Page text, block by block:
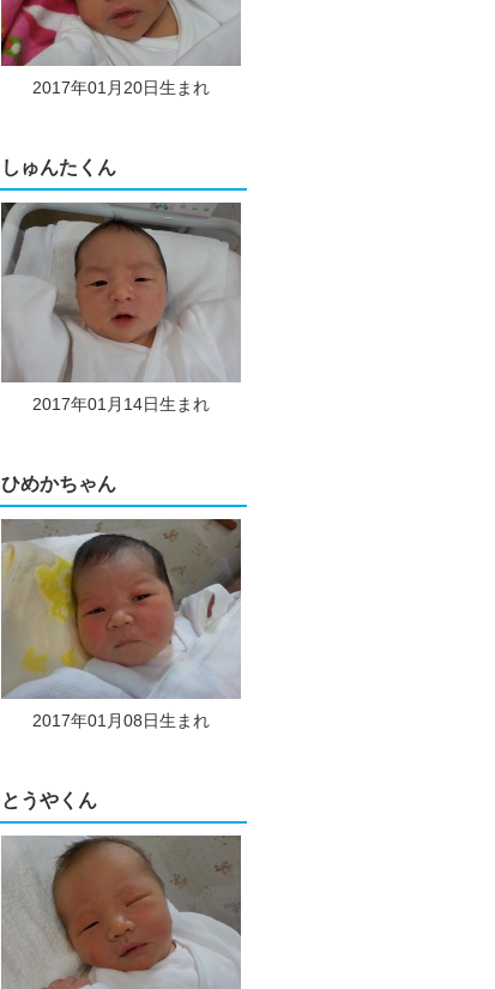
2017年01月20日生まれ
しゅんたくん
2017年01月14日生まれ
ひめかちゃん
2017年01月08日生まれ
とうやくん